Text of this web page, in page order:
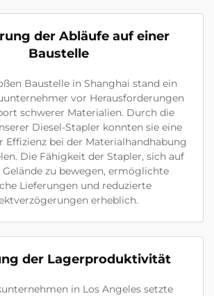
der Abläufe auf einer
Baustelle
Baustelle in Shanghai stand ein
vor Herausforderungen
schwerer Materialien. Durch die
Diesel-Stapler konnten sie eine
Effizienz bei der Materialhandhabung
Die Fähigkeit der Stapler, sich auf
Gelände zu bewegen, ermöglichte
Lieferungen und reduzierte
erheblich.
der Lagerproduktivität
in Los Angeles setzte